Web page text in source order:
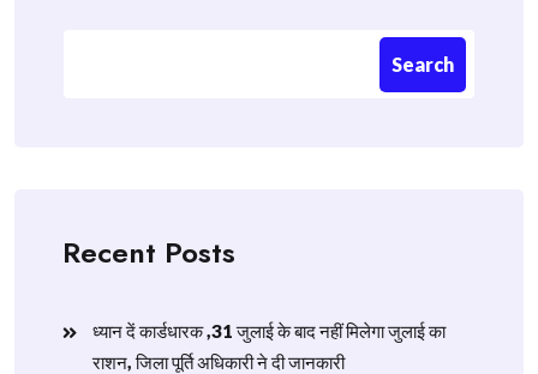
Search
Recent Posts
ध्यान दें कार्डधारक ,31 जुलाई के बाद नहीं मिलेगा जुलाई का
राशन, जिला पूर्ति अधिकारी ने दी जानकारी